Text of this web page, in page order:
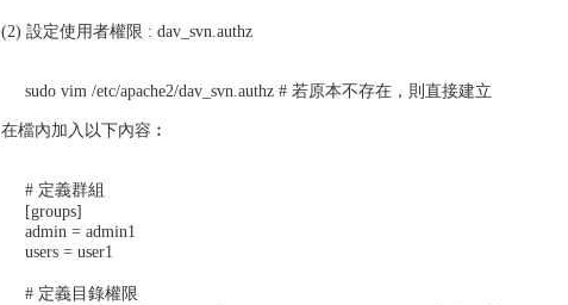
(2) 設定使用者權限 : dav_svn.authz
sudo vim /etc/apache2/dav_svn.authz # 若原本不存在，則直接建立
在檔內加入以下內容︰
# 定義群組
[groups]
admin = admin1
users = user1
# 定義目錄權限